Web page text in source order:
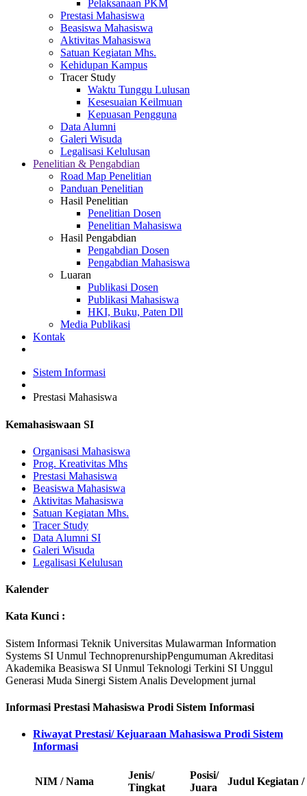
Pelaksanaan PKM
Prestasi Mahasiswa
Beasiswa Mahasiswa
Aktivitas Mahasiswa
Satuan Kegiatan Mhs.
Kehidupan Kampus
Tracer Study
Waktu Tunggu Lulusan
Kesesuaian Keilmuan
Kepuasan Pengguna
Data Alumni
Galeri Wisuda
Legalisasi Kelulusan
Penelitian & Pengabdian
Road Map Penelitian
Panduan Penelitian
Hasil Penelitian
Penelitian Dosen
Penelitian Mahasiswa
Hasil Pengabdian
Pengabdian Dosen
Pengabdian Mahasiswa
Luaran
Publikasi Dosen
Publikasi Mahasiswa
HKI, Buku, Paten Dll
Media Publikasi
Kontak
Sistem Informasi
Prestasi Mahasiswa
Kemahasiswaan SI
Organisasi Mahasiswa
Prog. Kreativitas Mhs
Prestasi Mahasiswa
Beasiswa Mahasiswa
Aktivitas Mahasiswa
Satuan Kegiatan Mhs.
Tracer Study
Data Alumni SI
Galeri Wisuda
Legalisasi Kelulusan
Kalender
Kata Kunci :
Sistem Informasi Teknik Universitas Mulawarman Information
Systems SI Unmul TechnoprenurshipPengumuman Akreditasi
Akademika Beasiswa SI Unmul Teknologi Terkini SI Unggul
Generasi Muda Sinergi Sistem Analis Development jurnal
Informasi Prestasi Mahasiswa Prodi Sistem Informasi
Riwayat Prestasi/ Kejuaraan Mahasiswa Prodi Sistem
Informasi
NIM / Nama
Jenis/
Tingkat
Posisi/
Juara
Judul Kegiatan